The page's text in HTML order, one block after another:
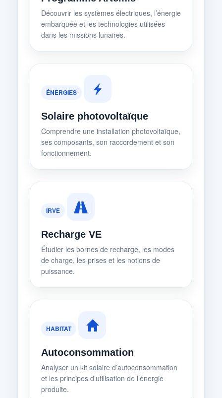
Découvrir les systèmes électriques, l’énergie
embarquée et les technologies utilisées
dans les missions lunaires.
ÉNERGIES
Solaire photovoltaïque
Comprendre une installation photovoltaïque,
ses composants, son raccordement et son
fonctionnement.
IRVE
Recharge VE
Étudier les bornes de recharge, les modes
de charge, les prises et les notions de
puissance.
HABITAT
Autoconsommation
Analyser un kit solaire d’autoconsommation
et les principes d’utilisation de l’énergie
produite.